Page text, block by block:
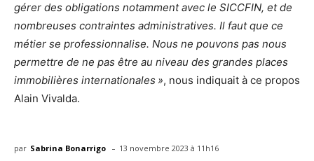
gérer des obligations notamment avec le SICCFIN, et de
nombreuses contraintes administratives. Il faut que ce
métier se professionnalise. Nous ne pouvons pas nous
permettre de ne pas être au niveau des grandes places
immobilières internationales », nous indiquait à ce propos
Alain Vivalda.
par Sabrina Bonarrigo - 13 novembre 2023 à 11h16